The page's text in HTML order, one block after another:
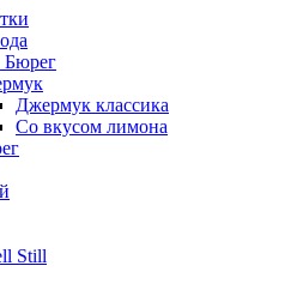
Бюрег
Джермук классика
Со вкусом лимона
Still